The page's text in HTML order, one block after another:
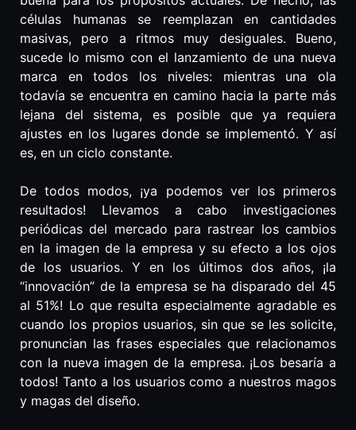
células humanas se reemplazan en cantidades
masivas, pero a ritmos muy desiguales. Bueno,
sucede lo mismo con el lanzamiento de una nueva
marca en todos los niveles: mientras una ola
todavía se encuentra en camino hacia la parte más
lejana del sistema, es posible que ya requiera
ajustes en los lugares donde se implementó. Y así
es, en un ciclo constante.
De todos modos, ¡ya podemos ver los primeros
resultados! Llevamos a cabo investigaciones
periódicas del mercado para rastrear los cambios
en la imagen de la empresa y su efecto a los ojos
de los usuarios. Y en los últimos dos años, ¡la
“innovación” de la empresa se ha disparado del 45
al 51%! Lo que resulta especialmente agradable es
cuando los propios usuarios, sin que se les solicite,
pronuncian las frases especiales que relacionamos
con la nueva imagen de la empresa. ¡Los besaría a
todos! Tanto a los usuarios como a nuestros magos
y magas del diseño.